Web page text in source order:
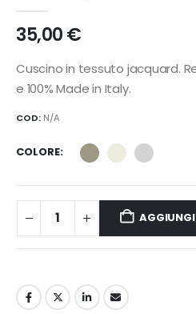
35,00€
Cuscino in tessuto jacquard.
e 100% Made in Italy.
COD: N/A
COLORE
AGGIUNGI